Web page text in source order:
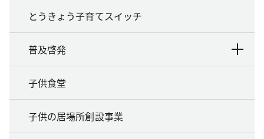
とうきょう子育てスイッチ
普及啓発
子供食堂
子供の居場所創設事業